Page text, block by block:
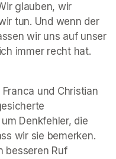
glauben, wir
tun. Und wenn der
wir uns auf unser
immer recht hat.
und Christian
Denkfehler, die
wir sie bemerken.
besseren Ruf